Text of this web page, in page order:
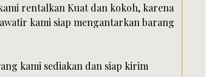
rentalkan Kuat dan kokoh, karena
kami siap mengantarkan barang
kami sediakan dan siap kirim